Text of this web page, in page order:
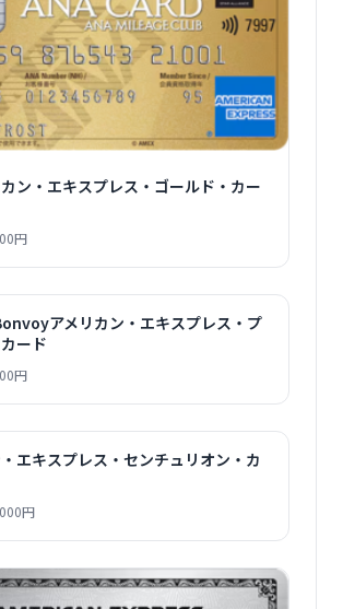
ン・エキスプレス・ゴールド・カー
円
アメリカン・エキスプレス・プ
ード
円
エキスプレス・センチュリオン・カ
円